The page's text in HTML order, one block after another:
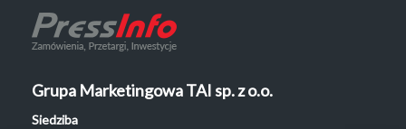
Grupa Marketingowa TAI sp. z o.o.
Siedziba